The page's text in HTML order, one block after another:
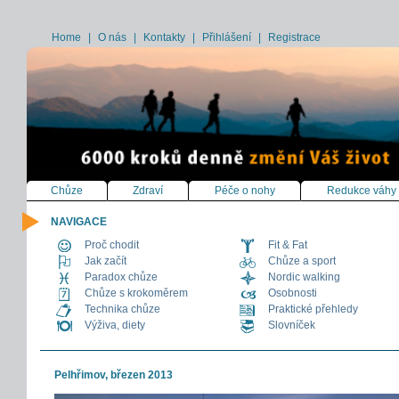
Home O nás Kontakty Přihlášení Registrace
NAVIGACE
Proč chodit
Fit & Fat
Jak začít
Chůze a sport
Paradox chůze
Nordic walking
Chůze s krokoměrem
Osobnosti
Technika chůze
Praktické přehledy
Výživa, diety
Slovníček
Pelhřimov, březen 2013
Chůze Zdraví Péče o nohy Redukce váhy